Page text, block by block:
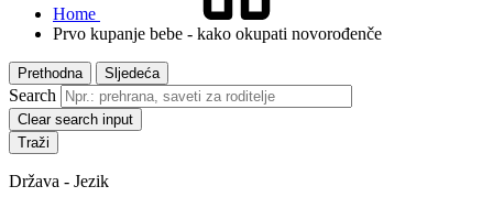
Home
Prvo kupanje bebe - kako okupati novorođenče
Prethodna Sljedeća
Search
Clear search input
Država - Jezik